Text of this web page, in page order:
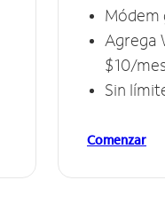
Módem
Agrega
$10/mes
Sin
Comenzar